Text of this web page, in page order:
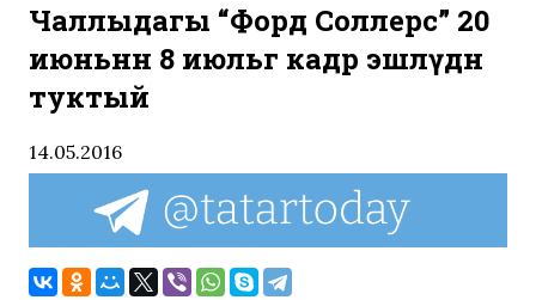
Чаллыдагы “Форд Соллерс” 20
июньнән 8 июльгә кадәр эшләүдән
туктый
14.05.2016